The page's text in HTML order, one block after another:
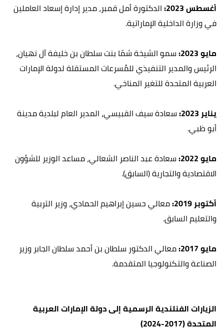
أغسطس 2023:
الدكتورة أمل قمبر، مدير إدارة إسعاد العاملين
في وزارة الداخلية الإماراتية.
مايو 2023:
سمو الشيخة شمّا بنت سلطان بن خليفة آل نهيان،
الرئيس والمدير التنفيذي للمُسرعات المستقلة لدولة الإمارات
العربية المتحدة للتغير المناخي.
يناير 2023:
سعادة سيف القبيسي، المدير العام لبلدية مدينة
أبو ظبي.
مايو 2022:
سعادة عبد الناصر الشعالي، مساعد الوزير للشؤون
الاقتصادية والتجارية (السابق).
أكتوبر 2019:
معالي حسين إبراهيم الحمادي، وزير التربية
والتعليم السابق.
مايو 2017:
معالي الدكتور سلطان بن أحمد سلطان الجابر وزير
الصناعة والتكنولوجيا المتقدمة.
الزيارات الفنلندية الرسمية إلى دولة الإمارات العربية
المتحدة (2017-2024)